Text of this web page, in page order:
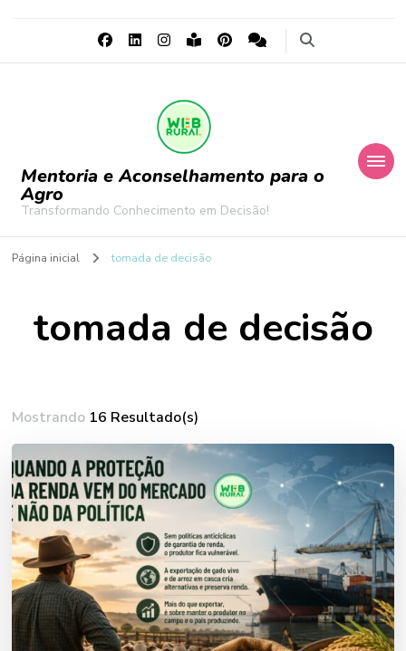
Mentoria e Aconselhamento para o
Agro
Transformando Conhecimento em Decisão!
Página inicial tomada de decisão
tomada de decisão
Mostrando 16 Resultado(s)